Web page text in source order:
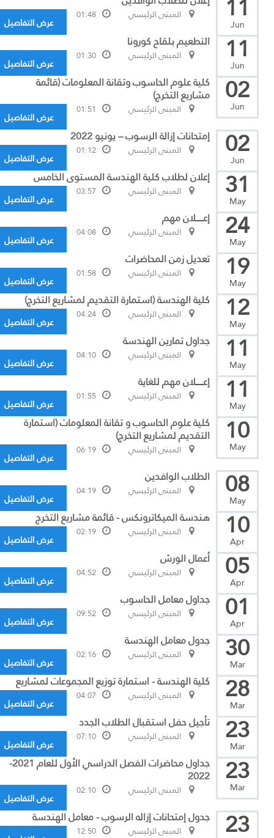
Jun
المبنى الرئيسي 01:48
عرض التفاصيل
11
Jun
التطعيم بلقاح كورونا
المبنى الرئيسي 01:30
عرض التفاصيل
02
Jun
كلية علوم الحاسوب وتقانة المعلومات (قائمة
مشاريع التخرج)
المبنى الرئيسي 01:51
عرض التفاصيل
02
Jun
إمتحانات إزالة الرسوب – يونيو 2022
المبنى الرئيسي 01:12
عرض التفاصيل
31
May
إعلان لطلاب كلية الهندسة المستوى الخامس
المبنى الرئيسي 03:57
عرض التفاصيل
24
May
إعــــــلان مهم
المبنى الرئيسي 04:08
عرض التفاصيل
19
May
تعديل زمن المحاضرات
المبنى الرئيسي 01:58
عرض التفاصيل
12
May
كلية الهندسة (استمارة التقديم لمشاريع التخرج)
المبنى الرئيسي 04:24
عرض التفاصيل
11
May
جداول تمارين الهندسة
المبنى الرئيسي 04:10
عرض التفاصيل
11
May
إعــــــلان مهم للغاية
المبنى الرئيسي 01:55
عرض التفاصيل
10
May
كلية علوم الحاسوب و تقانة المعلومات (استمارة
التقديم لمشاريع التخرج)
المبنى الرئيسي 06:19
عرض التفاصيل
08
May
الطلاب الوافدين
المبنى الرئيسي 04:19
عرض التفاصيل
10
Apr
هندسة الميكاترونكس - قائمة مشاريع التخرج
المبنى الرئيسي 02:19
عرض التفاصيل
05
Apr
أعمال الورش
المبنى الرئيسي 04:52
عرض التفاصيل
01
Apr
جداول معامل الحاسوب
المبنى الرئيسي 09:52
عرض التفاصيل
30
Mar
جدول معامل الهندسة
المبنى الرئيسي 02:16
عرض التفاصيل
28
Mar
كلية الهندسة - استمارة توزيع المجموعات لمشاريع
المبنى الرئيسي 04:07
عرض التفاصيل
23
Mar
تأجيل حفل استقبال الطلاب الجدد
المبنى الرئيسي 07:10
عرض التفاصيل
23
Mar
جداول محاضرات الفصل الدراسي الأول للعام 2021-
2022
المبنى الرئيسي 02:10
عرض التفاصيل
23 جدول إمتحانات إزاله الرسوب - معامل الهندسة
المبنى الرئيسي 12:50